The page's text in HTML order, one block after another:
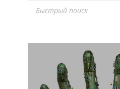
Поиск
товаров